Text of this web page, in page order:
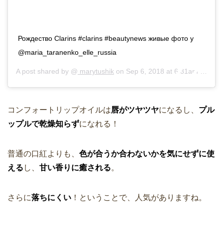
Рождество Clarins #clarins #beautynews живые фото у
@maria_taranenko_elle_russia
A post shared by @ marytushik on Sep 6, 2018 at 6:31am PDT
コンフォートリップオイルは唇がツヤツヤになるし、 プル
ップルで乾燥知らずになれる！
普通の口紅よりも、 色が合うか合わないかを気にせずに使
える し、 甘い香りに癒される。
さらに落ちにくい ！ということで、人気がありますね。